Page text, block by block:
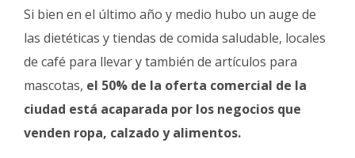
Si bien en el último año y medio hubo un auge de
las dietéticas y tiendas de comida saludable, locales
de café para llevar y también de artículos para
mascotas, el 50% de la oferta comercial de la
ciudad está acaparada por los negocios que
venden ropa, calzado y alimentos.